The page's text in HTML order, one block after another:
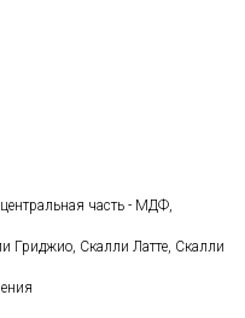
часть - МДФ,
Гриджио, Скалли Латте, Скалли